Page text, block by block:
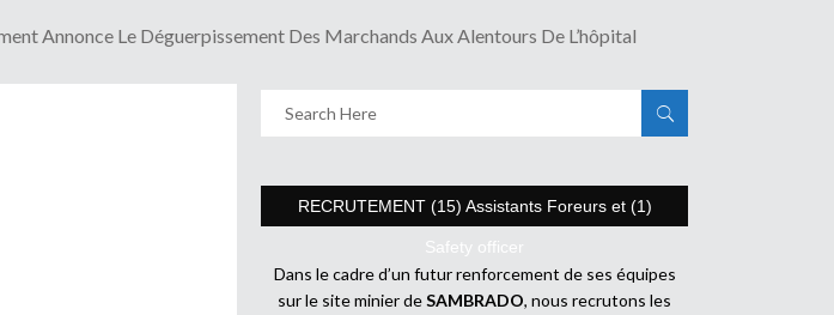
Annonce Le Déguerpissement Des Marchands Aux Alentours De L’hôpital
RECRUTEMENT (15) Assistants Foreurs et (1)
Safety officer
Dans le cadre d’un futur renforcement de ses équipes
sur le site minier deSAMBRADO, nous recrutons les